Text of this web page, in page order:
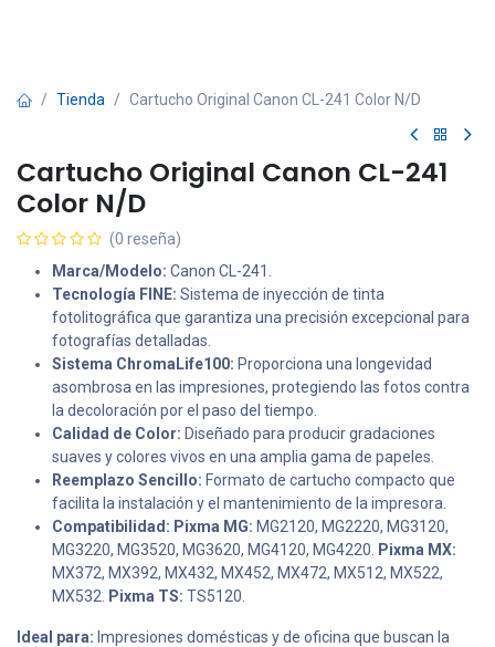
Tienda Cartucho Original Canon CL-241 Color N/D
Cartucho Original Canon CL-241
Color N/D
(0 reseña)
Marca/Modelo: Canon CL-241.
Tecnología FINE: Sistema de inyección de tinta
fotolitográfica que garantiza una precisión excepcional para
fotografías detalladas.
Sistema ChromaLife100: Proporciona una longevidad
asombrosa en las impresiones, protegiendo las fotos contra
la decoloración por el paso del tiempo.
Calidad de Color: Diseñado para producir gradaciones
suaves y colores vivos en una amplia gama de papeles.
Reemplazo Sencillo: Formato de cartucho compacto que
facilita la instalación y el mantenimiento de la impresora.
Compatibilidad: Pixma MG: MG2120, MG2220, MG3120,
MG3220, MG3520, MG3620, MG4120, MG4220.
Pixma MX:
MX372, MX392, MX432, MX452, MX472, MX512, MX522,
MX532.
Pixma TS: TS5120.
Ideal para: Impresiones domésticas y de oficina que buscan la